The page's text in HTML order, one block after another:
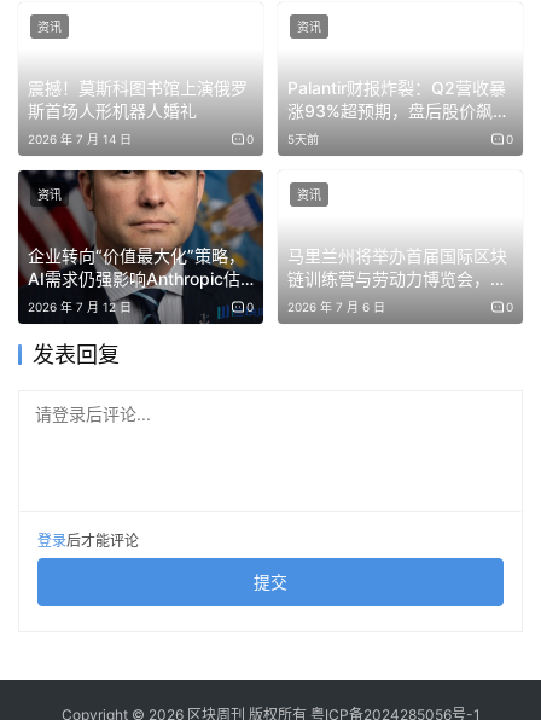
震撼！莫斯科图书馆上演俄罗
斯首场人形机器人婚礼
2026 年 7 月 14 日 0
资讯
Palantir财报炸裂：Q2营收暴
涨93%超预期，盘后股价飙升
逾7%
5天前 0
资讯
企业转向“价值最大化”策略，
AI需求仍强影响Anthropic估
值
2026 年 7 月 12 日 0
资讯
马里兰州将举办首届国际区块
链训练营与劳动力博览会，聚
焦区块链、AI与Web3职业建
设
2026 年 7 月 6 日 0
资讯
发表回复
请登录后评论...
登录后才能评论
提交
Copyright © 2026 区块周刊 版权所有 粤ICP备2024285056号-1